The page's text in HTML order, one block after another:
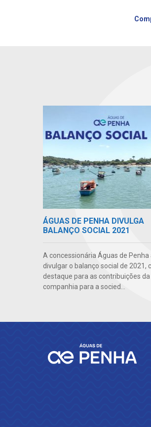
ÁGUAS DE PENHA DIVULGA
BALANÇO SOCIAL 2021
A concessionária Águas de Penha
divulgar o balanço social de 2021,
destaque para as contribuições da
companhia para a socied...